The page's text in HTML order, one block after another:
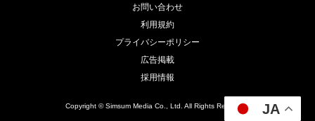
お問い合わせ
利用規約
プライバシーポリシー
広告掲載
採用情報
Copyright © Simsum Media Co., Ltd. All Rights Reserved. JA